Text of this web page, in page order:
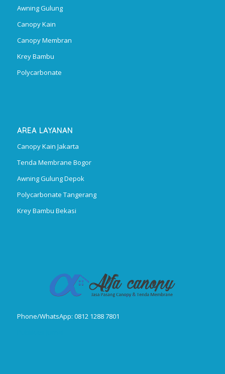
Awning Gulung
Canopy Kain
Canopy Membran
Krey Bambu
Polycarbonate
AREA LAYANAN
Canopy Kain Jakarta
Tenda Membrane Bogor
Awning Gulung Depok
Polycarbonate Tangerang
Krey Bambu Bekasi
Phone/WhatsApp: 0812 1288 7801